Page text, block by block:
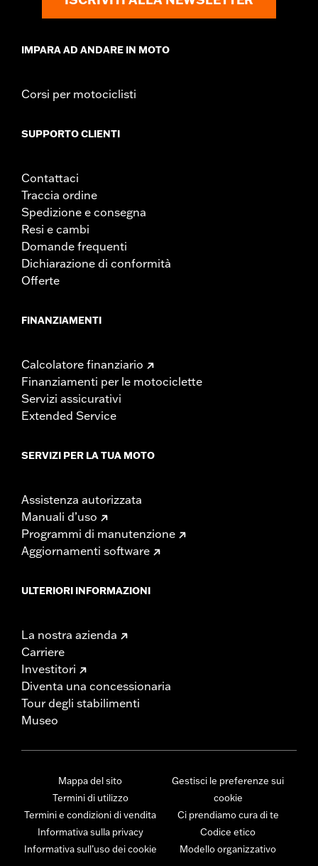
IMPARA AD ANDARE IN MOTO
Corsi per motociclisti
SUPPORTO CLIENTI
Contattaci
Traccia ordine
Spedizione e consegna
Resi e cambi
Domande frequenti
Dichiarazione di conformità
Offerte
FINANZIAMENTI
Calcolatore finanziario
Finanziamenti per le motociclette
Servizi assicurativi
Extended Service
SERVIZI PER LA TUA MOTO
Assistenza autorizzata
Manuali d’uso
Programmi di manutenzione
Aggiornamenti software
ULTERIORI INFORMAZIONI
La nostra azienda
Carriere
Investitori
Diventa una concessionaria
Tour degli stabilimenti
Museo
Mappa del sito
Termini di utilizzo
Termini e condizioni di vendita
Informativa sulla privacy
Informativa sull’uso dei cookie
Gestisci le preferenze sui
cookie
Ci prendiamo cura di te
Codice etico
Modello organizzativo